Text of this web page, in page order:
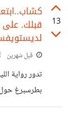
البنت التي
أي شخص حتى
للبنت أن
منتبهه لذلك.
مستقبلا من
13 قبلك. على
قبل شهرين
تدور رواية
بطرسبرغ
بالصدفة